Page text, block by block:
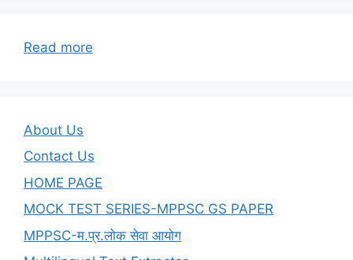
Read more
28
JULY
2025
About Us
Contact Us
HOME PAGE
MOCK TEST SERIES-MPPSC GS PAPER
MPPSC-म.प्र.लोक सेवा आयोग